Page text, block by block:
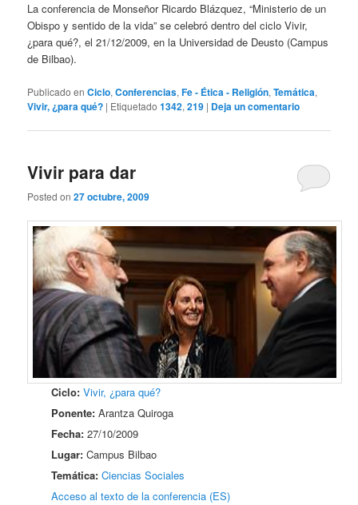
La conferencia de Monseñor Ricardo Blázquez, “Ministerio de un
Obispo y sentido de la vida” se celebró dentro del ciclo Vivir,
¿para qué?, el 21/12/2009, en la Universidad de Deusto (Campus
de Bilbao).
Publicado en Ciclo,Conferencias,Fe - Ética - Religión,Temática,
Vivir, ¿para qué? | Etiquetado 1342,219 | Deja un comentario
Vivir para dar
Posted on27 octubre, 2009
Ciclo: Vivir, ¿para qué?
Ponente: Arantza Quiroga
Fecha: 27/10/2009
Lugar: Campus Bilbao
Temática: Ciencias Sociales
Acceso al texto de la conferencia (ES)